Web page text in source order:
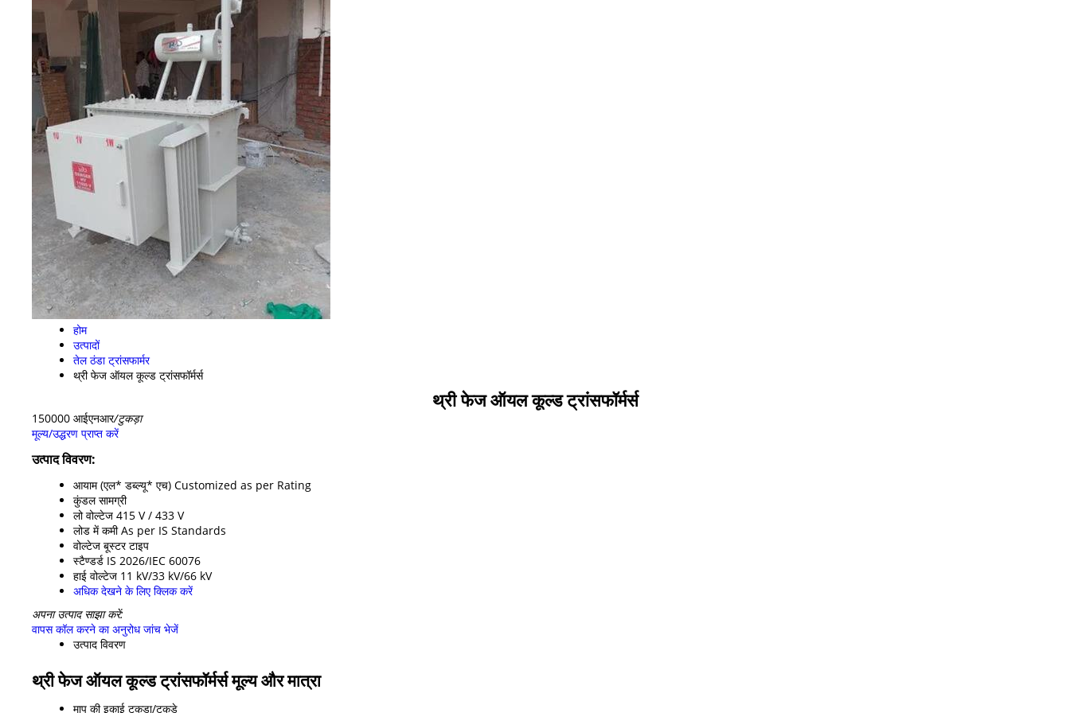
होम
उत्पादों
तेल ठंडा ट्रांसफार्मर
थ्री फेज ऑयल कूल्ड ट्रांसफॉर्मर्स
थ्री फेज ऑयल कूल्ड ट्रांसफॉर्मर्स
150000 आईएनआर/टुकड़ा
मूल्य/उद्धरण प्राप्त करें
उत्पाद विवरण:
आयाम (एल* डब्ल्यू* एच) Customized as per Rating
कुंडल सामग्री
लो वोल्टेज 415 V / 433 V
लोड में कमी As per IS Standards
वोल्टेज बूस्टर टाइप
स्टैण्डर्ड IS 2026/IEC 60076
हाई वोल्टेज 11 kV/33 kV/66 kV
अधिक देखने के लिए क्लिक करें
अपना उत्पाद साझा करें:
वापस कॉल करने का अनुरोध जांच भेजें
उत्पाद विवरण
थ्री फेज ऑयल कूल्ड ट्रांसफॉर्मर्स मूल्य और मात्रा
माप की इकाई टुकड़ा/टुकड़े